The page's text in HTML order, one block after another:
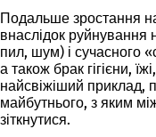
Подальше зростання
внаслідок
пил, шум) і сучасного
а також брак гігієни,
найсвіжіший приклад,
майбутнього, з яким
зіткнутися.